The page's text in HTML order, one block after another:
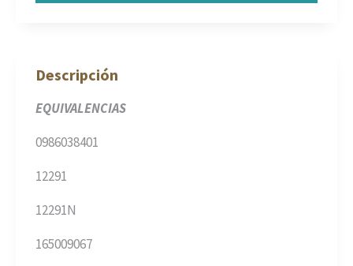
Descripción
EQUIVALENCIAS
0986038401
12291
12291N
165009067